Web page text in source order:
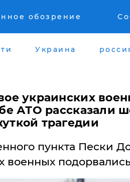
обозрение
Украина
украинских
АТО рассказали
трагедии
пункта Пески
военных